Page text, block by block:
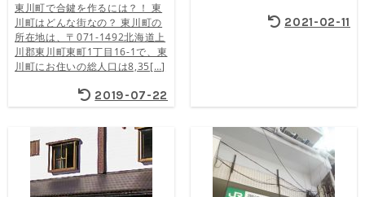
東川町で合鍵を作るには？！ 東
川町はどんな街なの？ 東川町の
所在地は、〒071-1492北海道上
川郡東川町東町1丁目16-1で、東
川町にお住いの総人口は8,35[…]
2019-07-22
2021-02-11